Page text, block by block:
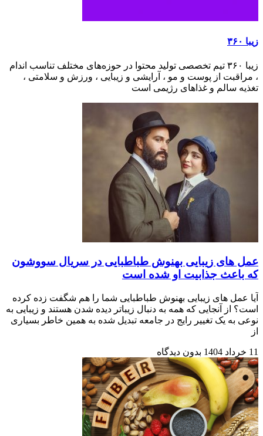
زیبا ۳۶۰
زیبا ۳۶۰ تیم تخصصی تولید محتوا در حوزه‌های مختلف تناسب اندام
، مراقبت از پوست و مو ، آرایشی و زیبایی ، ورزش و سلامتی ،
تغذیه سالم و غذاهای رژیمی است
عمل های زیبایی بهنوش طباطبایی در سریال سووشون
که باعث جذابیت او شده است
آیا عمل های زیبایی بهنوش طباطبایی شما را هم شگفت زده کرده
است؟ از آنجایی که همه به دنبال زیباتر دیده شدن هستند و زیبایی به
نوعی به یک تغییر رایج در جامعه تبدیل شده به همین خاطر بسیاری
از
11 خرداد 1404 بدون دیدگاه